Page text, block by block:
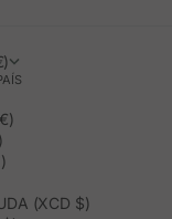
(XCD $)